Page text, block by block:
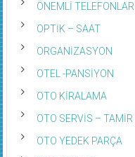
ÖNEMLİ TELEFONLAR
OPTİK – SAAT
ORGANİZASYON
OTEL -PANSİYON
OTO KİRALAMA
OTO SERVİS – TAMİR
OTO YEDEK PARÇA